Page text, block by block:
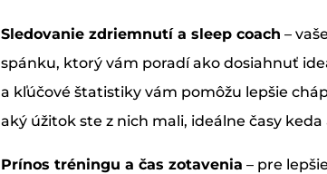
Sledovanie zdriemnutí a sleep coach –
spánku, ktorý vám poradí ako dosiahnuť
a kľúčové štatistiky vám pomôžu lepšie
aký úžitok ste z nich mali, ideálne časy
Prínos tréningu a čas zotavenia – pre